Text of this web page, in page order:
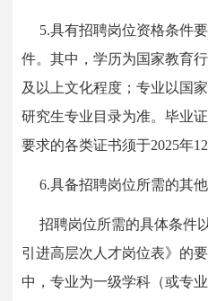
5.具有招聘岗位资格条件
件。其中，学历为国家教育
及以上文化程度；专业以国
研究生专业目录为准。毕业
要求的各类证书须于2025年
6.具备招聘岗位所需的其他
招聘岗位所需的具体条件
引进高层次人才岗位表》的
中，专业为一级学科（或专